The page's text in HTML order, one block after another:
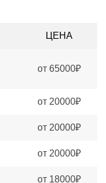
ЦЕНА
от 65000₽
от 20000₽
от 20000₽
от 20000₽
от 18000₽